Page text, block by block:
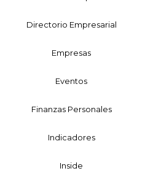
Directorio Empresarial
Empresas
Eventos
Finanzas Personales
Indicadores
Inside